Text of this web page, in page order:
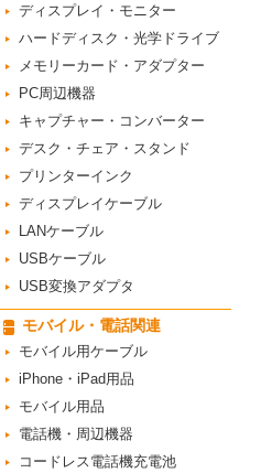
ディスプレイ・モニター
ハードディスク・光学ドライブ
メモリーカード・アダプター
PC周辺機器
キャプチャー・コンバーター
デスク・チェア・スタンド
プリンターインク
ディスプレイケーブル
LANケーブル
USBケーブル
USB変換アダプタ
モバイル・電話関連
モバイル用ケーブル
iPhone・iPad用品
モバイル用品
電話機・周辺機器
コードレス電話機充電池